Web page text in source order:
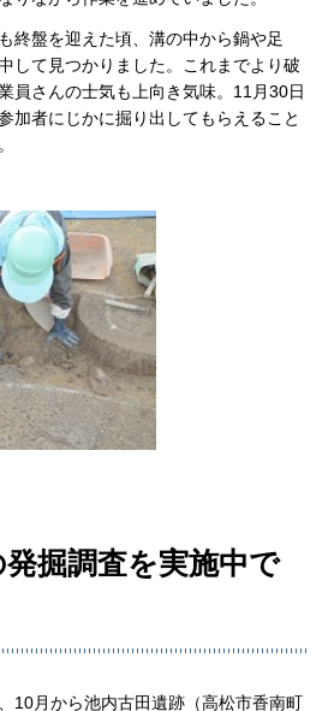
終盤を迎えた頃、溝の中から鍋や足
して見つかりました。これまでより破
員さんの士気も上向き気味。11月30日
加者にじかに掘り出してもらえること
掘調査を実施中で
10月から池内古田遺跡（高松市香南町